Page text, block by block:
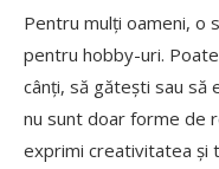
Pentru mulți oameni, o
pentru hobby-uri.
cânți, să gătești sau
nu sunt doar forme de
exprimi creativitatea și